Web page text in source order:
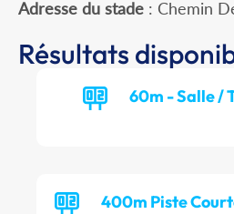
Adresse du stade : Chemin
Résultats
60m - Salle /
400m Piste